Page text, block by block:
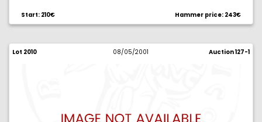
Start: 210€ Hammer price: 243€
Lot 2010 08/05/2001 Auction 127-1